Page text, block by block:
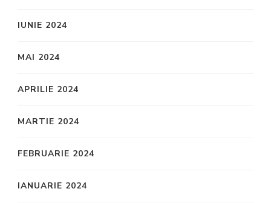
IUNIE 2024
MAI 2024
APRILIE 2024
MARTIE 2024
FEBRUARIE 2024
IANUARIE 2024